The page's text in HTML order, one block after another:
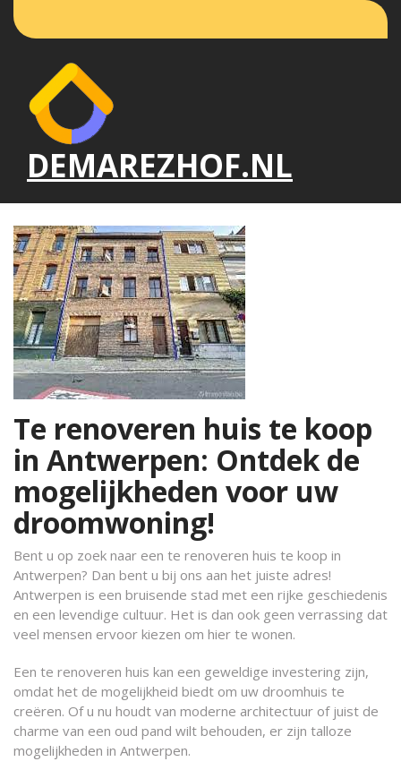
de
DEMAREZHOF.NL
Te renoveren huis te koop
in Antwerpen: Ontdek de
mogelijkheden voor uw
droomwoning!
Bent u op zoek naar een te renoveren huis te koop in
Antwerpen? Dan bent u bij ons aan het juiste adres!
Antwerpen is een bruisende stad met een rijke geschiedenis
en een levendige cultuur. Het is dan ook geen verrassing dat
veel mensen ervoor kiezen om hier te wonen.
Een te renoveren huis kan een geweldige investering zijn,
omdat het de mogelijkheid biedt om uw droomhuis te
creëren. Of u nu houdt van moderne architectuur of juist de
charme van een oud pand wilt behouden, er zijn talloze
mogelijkheden in Antwerpen.